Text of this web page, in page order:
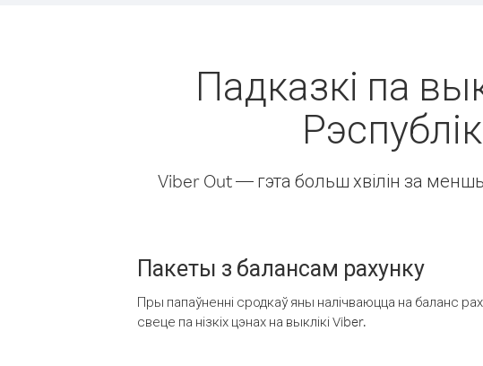
Падказкі па
Viber Out — гэта больш хвілін за
Пакеты з балансам рахунку
Пры папаўненні сродкаў яны налічваюцца на баланс
свеце па нізкіх цэнах на выклікі Viber.